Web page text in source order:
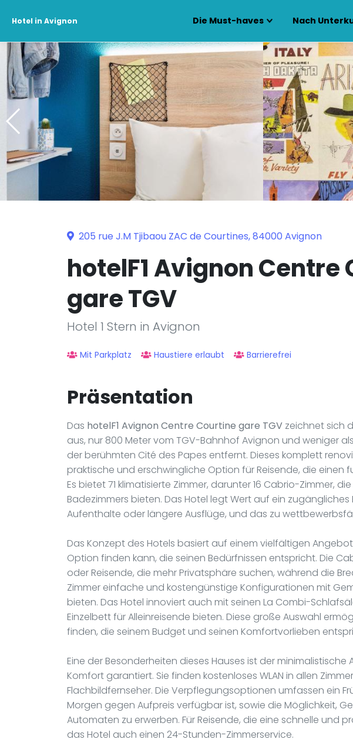
Hotel in Avignon Die Must-haves Nach
205 rue J.M Tjibaou ZAC de Courtines, 84000 Avignon
hotelF1 Avignon Centre
gare TGV
Hotel 1 Stern in Avignon
Mit Parkplatz Haustiere erlaubt Barrierefrei
Präsentation
Das hotelF1 Avignon Centre Courtine gare TGV zeichnet sich
aus, nur 800 Meter vom TGV-Bahnhof Avignon und weniger
der berühmten Cité des Papes entfernt. Dieses komplett
praktische und erschwingliche Option für Reisende, die einen
Es bietet 71 klimatisierte Zimmer, darunter 16 Cabrio-Zimmer,
Badezimmers bieten. Das Hotel legt Wert auf ein zugängliches
Aufenthalte oder längere Ausflüge, und das zu
Das Konzept des Hotels basiert auf einem vielfältigen
Option finden kann, die seinen Bedürfnissen entspricht. Die
oder Reisende, die mehr Privatsphäre suchen, während die
Zimmer einfache und kostengünstige Konfigurationen mit
bieten. Das Hotel innoviert auch mit seinen La Combi-
Einzelbett für Alleinreisende bieten. Diese große Auswahl
finden, die seinem Budget und seinen Komfortvorlieben
Eine der Besonderheiten dieses Hauses ist der
Komfort garantiert. Sie finden kostenloses WLAN in allen
Flachbildfernseher. Die Verpflegungsoptionen umfassen ein
Morgen gegen Aufpreis verfügbar ist, sowie die Möglichkeit,
Automaten zu erwerben. Für Reisende, die eine schnelle und
das Hotel auch einen 24-Stunden-Zimmerservice.